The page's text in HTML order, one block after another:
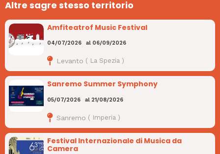
Altre sagre stesso territorio
Amfiteatrof Music Festival
04/07/2026 al 06/09/2026
Levanto ( La Spezia)
Sanremo Summer Symphony
05/07/2026 al 21/08/2026
Sanremo ( Imperia )
Festival Internazionale di Musica da
Camera